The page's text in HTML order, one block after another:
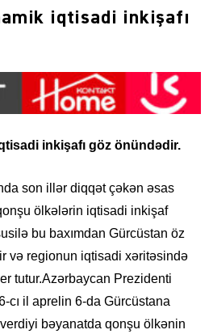
iqtisadi inkişafı
inkişafı göz önündədir.
son illər diqqət çəkən əsas
ölkələrin iqtisadi inkişaf
bu baxımdan Gürcüstan öz
və regionun iqtisadi xəritəsində
tutur.Azərbaycan Prezidenti
cı il aprelin 6-da Gürcüstana
bəyanatda qonşu ölkənin